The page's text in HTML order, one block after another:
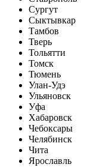
Сургут
Сыктывкар
Тамбов
Тверь
Тольятти
Томск
Тюмень
Улан-Удэ
Ульяновск
Уфа
Хабаровск
Чебоксары
Челябинск
Чита
Ярославль